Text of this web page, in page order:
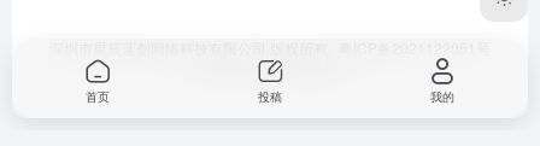
Designed by区块链456
首页 投稿 我的